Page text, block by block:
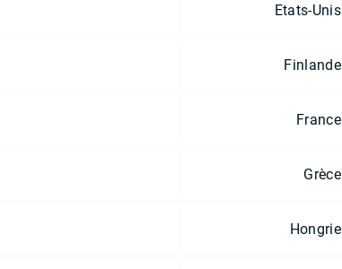
Etats-Unis
Finlande
France
Grèce
Hongrie